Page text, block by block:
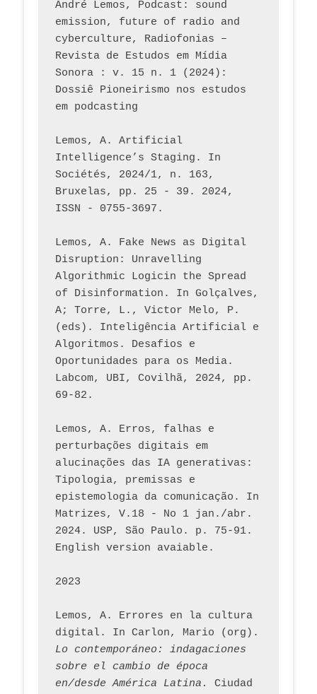
André Lemos, Podcast: sound
emission, future of radio and
cyberculture, Radiofonias –
Revista de Estudos em Mídia
Sonora : v. 15 n. 1 (2024):
Dossiê Pioneirismo nos estudos
em podcasting
Lemos, A. Artificial
Intelligence’s Staging. In
Sociétés, 2024/1, n. 163,
Bruxelas, pp. 25 - 39. 2024,
ISSN - 0755-3697.
Lemos, A. Fake News as Digital
Disruption: Unravelling
Algorithmic Logicin the Spread
of Disinformation. In Golçalves,
A; Torre, L., Victor Melo, P.
(eds). Inteligência Artificial e
Algoritmos. Desafios e
Oportunidades para os Media.
Labcom, UBI, Covilhã, 2024, pp.
69-82.
Lemos, A. Erros, falhas e
perturbações digitais em
alucinações das IA generativas:
Tipologia, premissas e
epistemologia da comunicação. In
Matrizes, V.18 - No 1 jan./abr.
2024. USP, São Paulo. p. 75-91.
English version avaiable.
2023
Lemos, A. Errores en la cultura
Lo contemporáneo: indagaciones
sobre el cambio de época
en/desde América Latina.
Ciudad